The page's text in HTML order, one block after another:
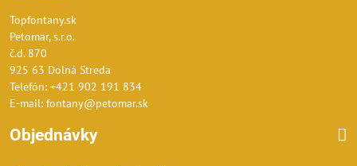
Topfontany.sk
Petomar, s.r.o.
č.d. 870
925 63 Dolná Streda
Telefón: +421 902 191 834
E-mail: fontany@petomar.sk
Objednávky